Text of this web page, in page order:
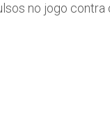
no jogo contra